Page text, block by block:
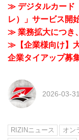
≫ デジタルカード
レ）」サービス開
≫ 業務拡大につき
≫【企業様向け】
企業タイアップ募
2026-03-31
RIZINニュース オン